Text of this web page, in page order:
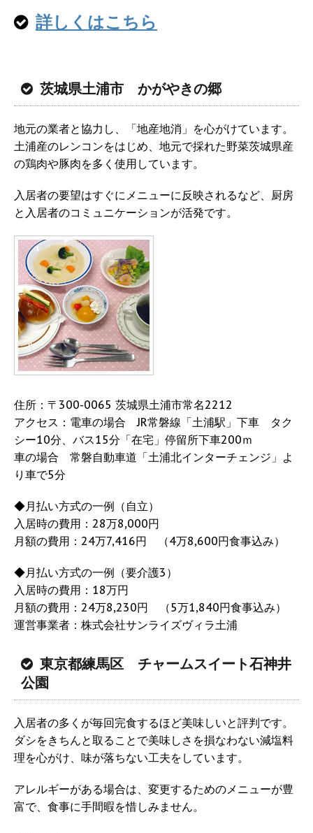
詳しくはこちら
茨城県土浦市 かがやきの郷
地元の業者と協力し、「地産地消」を心がけています。
土浦産のレンコンをはじめ、地元で採れた野菜茨城県産
の鶏肉や豚肉を多く使用しています。
入居者の要望はすぐにメニューに反映されるなど、厨房
と入居者のコミュニケーションが活発です。
住所：〒300-0065 茨城県土浦市常名2212
アクセス：電車の場合 JR常磐線「土浦駅」下車 タク
シー10分、バス15分「在宅」停留所下車200ｍ
車の場合 常磐自動車道「土浦北インターチェンジ」よ
り車で5分
◆月払い方式の一例（自立）
入居時の費用：28万8,000円
月額の費用：24万7,416円 （4万8,600円食事込み）
◆月払い方式の一例（要介護3）
入居時の費用：18万円
月額の費用：24万8,230円 （5万1,840円食事込み）
運営事業者：株式会社サンライズヴィラ土浦
東京都練馬区 チャームスイート石神井
公園
入居者の多くが毎回完食するほど美味しいと評判です。
ダシをきちんと取ることで美味しさを損なわない減塩料
理を心がけ、味が落ちない工夫をしています。
アレルギーがある場合は、変更するためのメニューが豊
富で、食事に手間暇を惜しみません。